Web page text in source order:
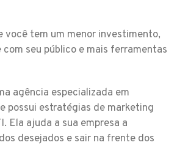
você tem um menor investimento,
seu público e mais ferramentas
agência especializada em
possui estratégias de marketing
Ela ajuda a sua empresa a
desejados e sair na frente dos